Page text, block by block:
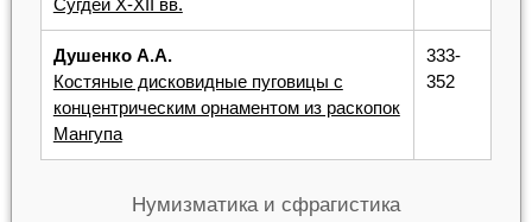
Сугдеи X-XII вв.
Душенко А.А.
Костяные дисковидные пуговицы с
концентрическим орнаментом из раскопок
Мангупа
333-
352
Нумизматика и сфрагистика